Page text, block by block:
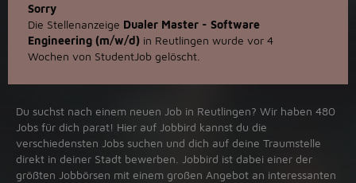
Sorry
Die Stellenanzeige Dualer Master - Software
Engineering (m/w/d) in Reutlingen wurde vor 4
Wochen von StudentJob gelöscht.
Du suchst nach einem neuen Job in Reutlingen? Wir haben 480
Jobs für dich parat! Hier auf Jobbird kannst du die
verschiedensten Jobs suchen und dich auf deine Traumstelle
direkt in deiner Stadt bewerben. Jobbird ist dabei einer der
größten Jobbörsen mit einem großen Angebot an interessanten